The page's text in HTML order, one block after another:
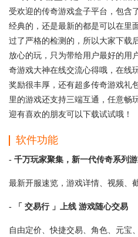
受欢迎的传奇游戏盒子平台，包含
经典的，还是最新的都是可以在里
过了严格的检测的，所以大家下载
放心的玩，只为带给用户最好的用
奇游戏大神在线交流心得哦，在线
奖励很丰厚，还有超多传奇游戏礼
里的游戏还支持三端互通，任意畅
迎有喜欢的朋友可以下载试试哦！
软件功能
- 千万玩家聚集，新一代传奇系列
最新开服速览，游戏详情、视频、
- 「 交易行 」上线 游戏随心交易
自由定价、快捷交易、角色、元宝